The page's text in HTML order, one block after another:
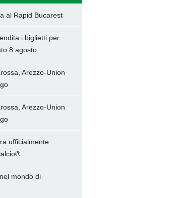
al Rapid Bucarest
i biglietti per
8 agosto
Arezzo-Union
Arezzo-Union
ufficialmente
mondo di